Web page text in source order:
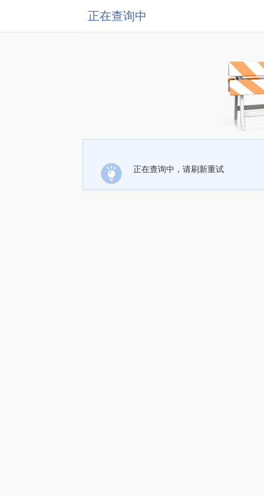
正在查询中
正在查询中，请刷新重试